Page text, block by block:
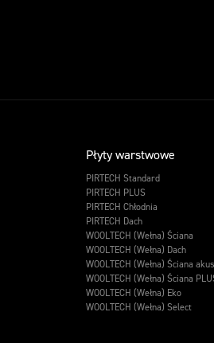
Płyty warstwowe
PIRTECH Standard
PIRTECH PLUS
PIRTECH Chłodnia
PIRTECH Dach
WOOLTECH (Wełna) Ściana
WOOLTECH (Wełna) Dach
WOOLTECH (Wełna) Ściana
WOOLTECH (Wełna) Ściana
WOOLTECH (Wełna) Eko
WOOLTECH (Wełna) Select